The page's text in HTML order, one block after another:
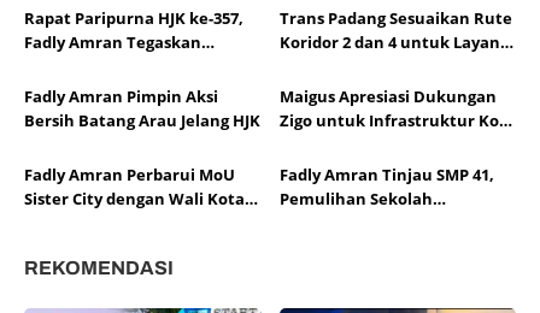
Kota Hildesheim
Rapat Paripurna HJK ke-357,
Fadly Amran Tegaskan
Arah Baru Kota Padang
Trans Padang Sesuaikan Rute
Koridor 2 dan 4 untuk Layani
Fadly Amran Pimpin Aksi
Bersih Batang Arau Jelang HJK
Maigus Apresiasi Dukungan
Zigo untuk Infrastruktur Kota
Fadly Amran Perbarui MoU
Sister City dengan Wali Kota
Fadly Amran Tinjau SMP 41,
Pemulihan Sekolah
REKOMENDASI